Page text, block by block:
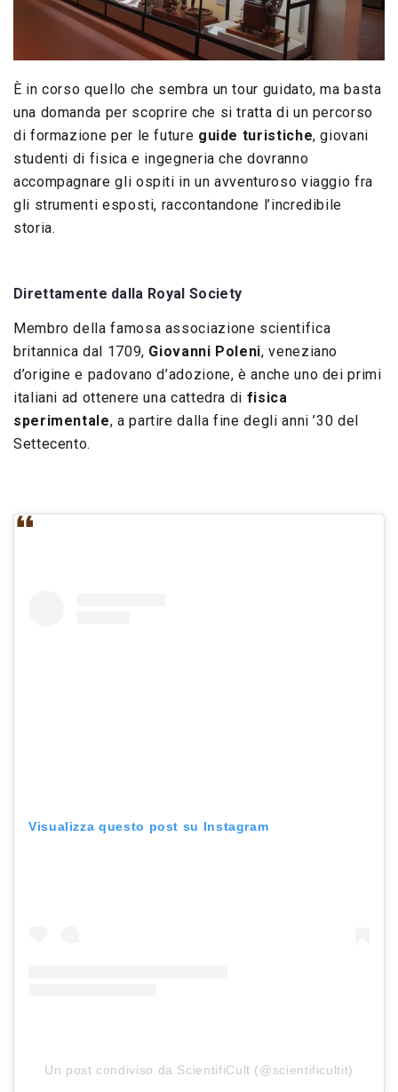
È in corso quello che sembra un tour guidato, ma basta
una domanda per scoprire che si tratta di un percorso
di formazione per le future guide turistiche, giovani
studenti di fisica e ingegneria che dovranno
accompagnare gli ospiti in un avventuroso viaggio fra
gli strumenti esposti, raccontandone l’incredibile
storia.
Direttamente dalla Royal Society
Membro della famosa associazione scientifica
britannica dal 1709, Giovanni Poleni, veneziano
d’origine e padovano d’adozione, è anche uno dei primi
italiani ad ottenere una cattedra di fisica
sperimentale, a partire dalla fine degli anni ’30 del
Settecento.
Visualizza questo post su Instagram
Un post condiviso da ScientifiCult (@scientificultit)